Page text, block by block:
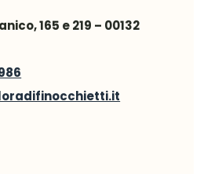
165 e 219 – 00132